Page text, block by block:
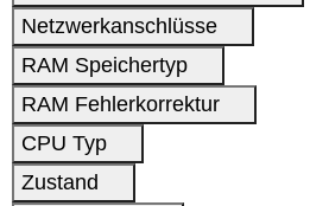
Netzwerkanschlüsse
RAM Speichertyp
RAM Fehlerkorrektur
CPU Typ
Zustand